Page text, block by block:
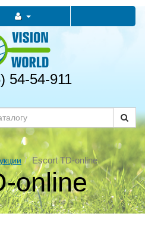
54-54-911
Escort TD-online
online